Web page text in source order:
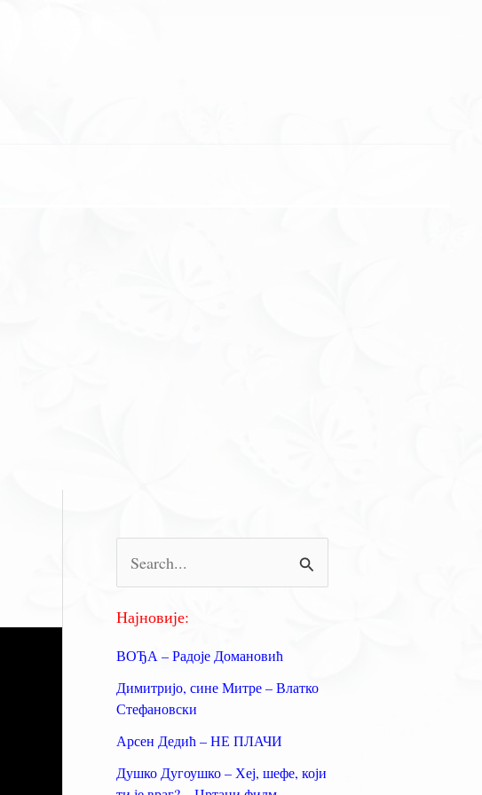
р
а
а
з
Најновије:
ВОЂА – Радоје Домановић
Димитријо, сине Митре – Влатко
Стефановски
Арсен Дедић – НЕ ПЛАЧИ
Душко Дугоушко – Хеј, шефе, који